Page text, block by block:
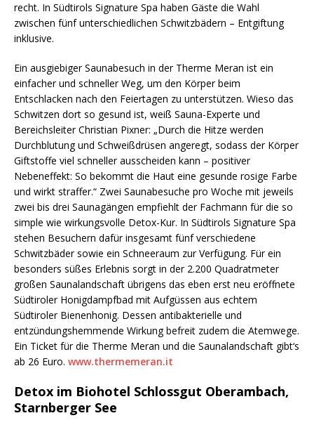
recht. In Südtirols Signature Spa haben Gäste die Wahl
zwischen fünf unterschiedlichen Schwitzbädern – Entgiftung
inklusive.
Ein ausgiebiger Saunabesuch in der Therme Meran ist ein
einfacher und schneller Weg, um den Körper beim
Entschlacken nach den Feiertagen zu unterstützen. Wieso das
Schwitzen dort so gesund ist, weiß Sauna-Experte und
Bereichsleiter Christian Pixner: „Durch die Hitze werden
Durchblutung und Schweißdrüsen angeregt, sodass der Körper
Giftstoffe viel schneller ausscheiden kann – positiver
Nebeneffekt: So bekommt die Haut eine gesunde rosige Farbe
und wirkt straffer.“ Zwei Saunabesuche pro Woche mit jeweils
zwei bis drei Saunagängen empfiehlt der Fachmann für die so
simple wie wirkungsvolle Detox-Kur. In Südtirols Signature Spa
stehen Besuchern dafür insgesamt fünf verschiedene
Schwitzbäder sowie ein Schneeraum zur Verfügung. Für ein
besonders süßes Erlebnis sorgt in der 2.200 Quadratmeter
großen Saunalandschaft übrigens das eben erst neu eröffnete
Südtiroler Honigdampfbad mit Aufgüssen aus echtem
Südtiroler Bienenhonig. Dessen antibakterielle und
entzündungshemmende Wirkung befreit zudem die Atemwege.
Ein Ticket für die Therme Meran und die Saunalandschaft gibt‘s
ab 26 Euro. www.thermemeran.it
Detox im Biohotel Schlossgut Oberambach,
Starnberger See